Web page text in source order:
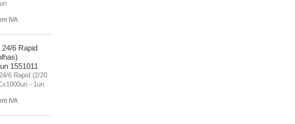
IVA
6 Rapid
1551011
6 Rapid (2/20
- 1un
IVA